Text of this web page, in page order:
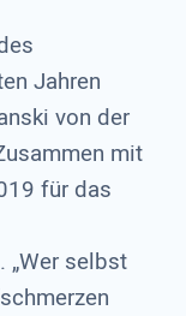
Jahren
von der
mit
für das
„Wer selbst